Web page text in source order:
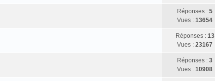
Réponses : 5
Vues : 13654
Réponses : 13
Vues : 23167
Réponses : 3
Vues : 10908